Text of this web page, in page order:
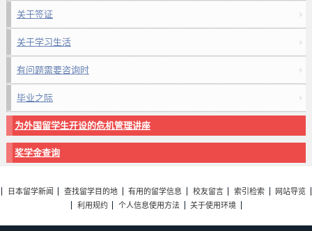
关于签证
关于学习生活
有问题需要咨询时
毕业之际
为外国留学生开设的危机管理讲座
奖学金查询
日本留学新闻 查找留学目的地 有用的留学信息 校友留言 索引检索
网站导览
利用规约
个人信息使用方法 关于使用环境